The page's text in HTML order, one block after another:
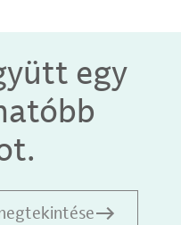
egy